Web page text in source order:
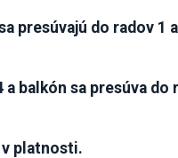
presúvajú do radov 1
balkón sa presúva do
platnosti.